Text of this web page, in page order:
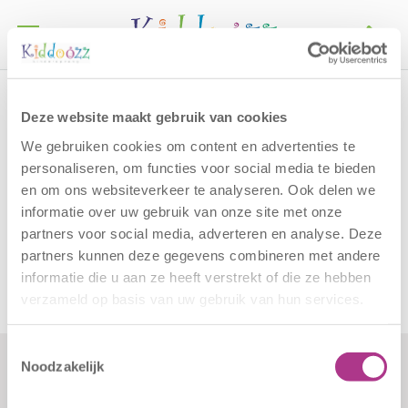
Deze website maakt gebruik van cookies
We gebruiken cookies om content en advertenties te
personaliseren, om functies voor social media te bieden
en om ons websiteverkeer te analyseren. Ook delen we
informatie over uw gebruik van onze site met onze
partners voor social media, adverteren en analyse. Deze
partners kunnen deze gegevens combineren met andere
informatie die u aan ze heeft verstrekt of die ze hebben
verzameld op basis van uw gebruik van hun services.
Noodzakelijk
OBS De Globe
Kiddoozz locatiesBSO BrielselaanenBSO
Rijsoordstraat halen desgewenst uw kinderen op.
Schrijf uw kind in viadeze link.